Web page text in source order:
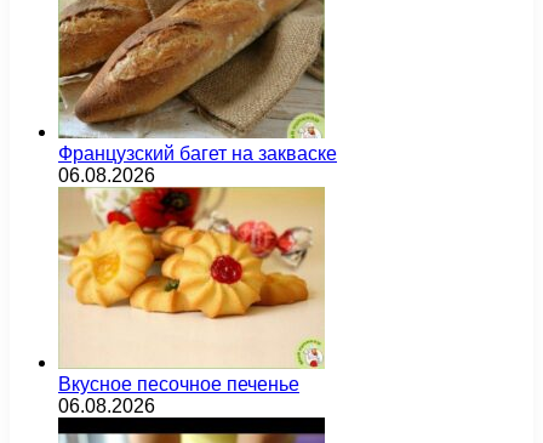
Французский багет на закваске
06.08.2026
Вкусное песочное печенье
06.08.2026